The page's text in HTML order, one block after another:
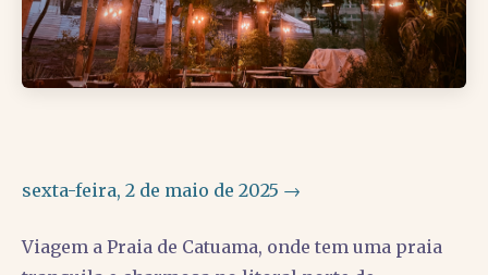
sexta-feira, 2 de maio de 2025 →
Viagem a Praia de Catuama, onde tem uma praia